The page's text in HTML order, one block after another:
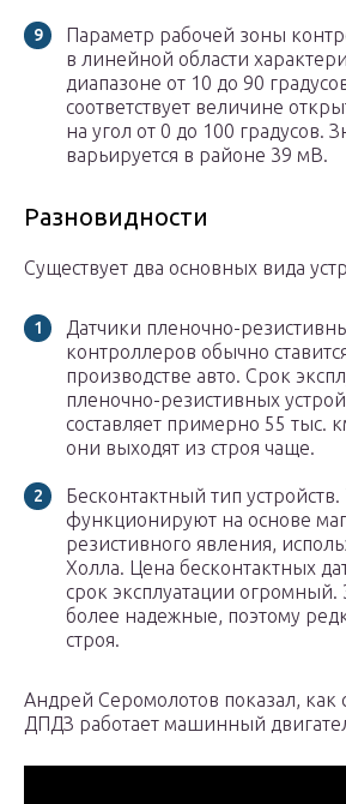
Параметр рабочей зоны
в линейной области
диапазоне от 10 до 90
соответствует величине
на угол от 0 до 100 градусов.
варьируется в районе 39 мВ.
Разновидности
Существует два основных вида
Датчики пленочно-
контроллеров обычно
производстве авто. Срок
пленочно-резистивных
составляет примерно 55 тыс.
они выходят из строя чаще.
Бесконтактный тип
функционируют на основе
резистивного явления,
Холла. Цена бесконтактных
срок эксплуатации
более надежные, поэтому
строя.
Андрей Серомолотов показал, как
ДПДЗ работает машинный